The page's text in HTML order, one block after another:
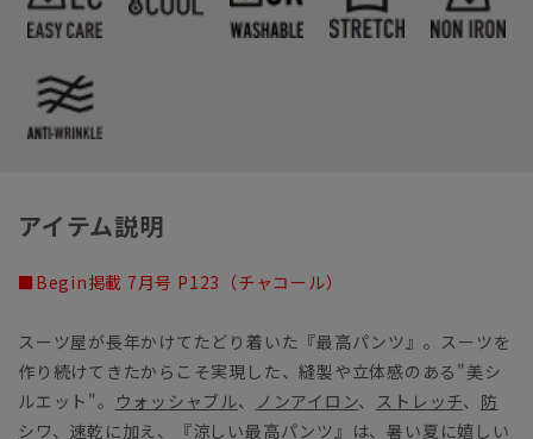
アイテム説明
■Begin掲載 7月号 P123（チャコール）
スーツ屋が長年かけてたどり着いた『最高パンツ』。スーツを
作り続けてきたからこそ実現した、縫製や立体感のある"美シ
ルエット"。 ウォッシャブル、 ノンアイロン、 ストレッチ、 防
シワ、 速乾 に加え、『涼しい最高パンツ』は、暑い夏に嬉しい